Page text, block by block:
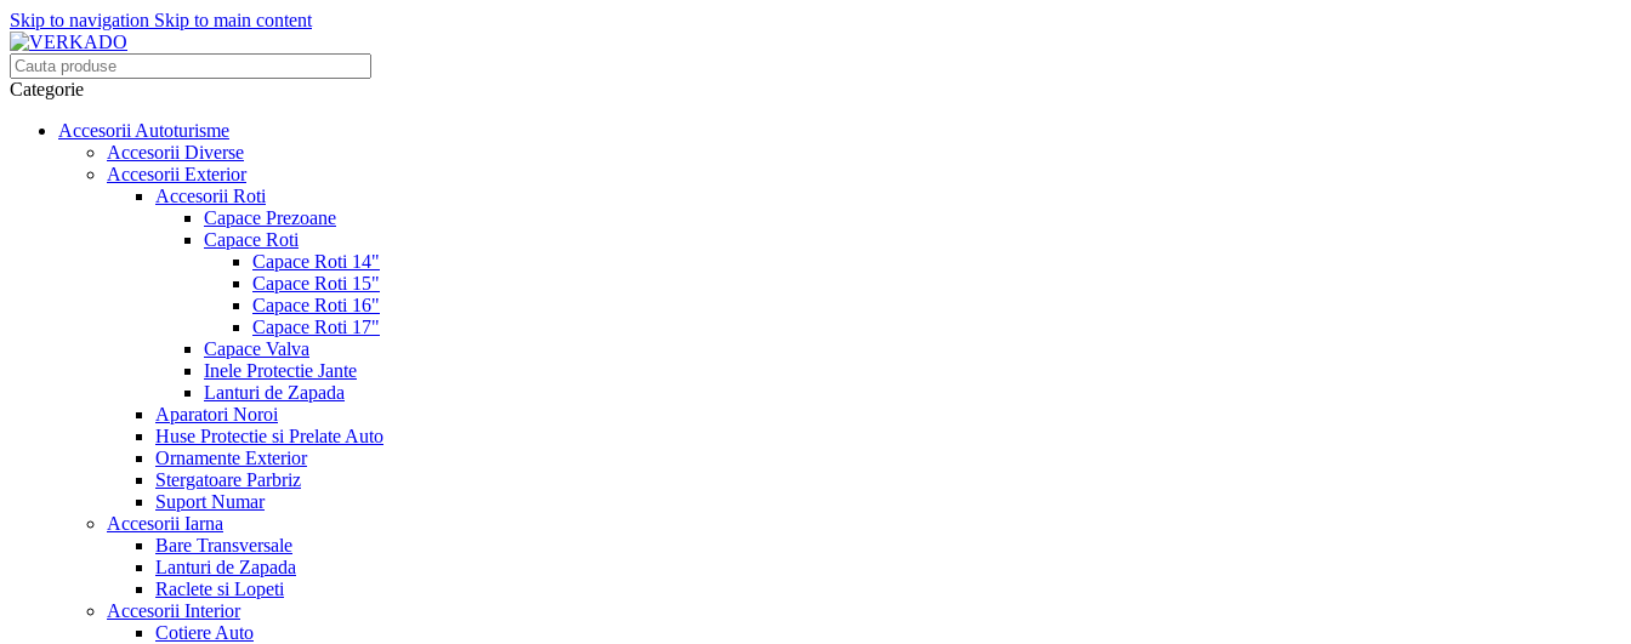
Skip to navigation Skip to main content
Categorie
Accesorii Autoturisme
Accesorii Diverse
Accesorii Exterior
Accesorii Roti
Capace Prezoane
Capace Roti
Capace Roti 14"
Capace Roti 15"
Capace Roti 16"
Capace Roti 17"
Capace Valva
Inele Protectie Jante
Lanturi de Zapada
Aparatori Noroi
Huse Protectie si Prelate Auto
Ornamente Exterior
Stergatoare Parbriz
Suport Numar
Accesorii Iarna
Bare Transversale
Lanturi de Zapada
Raclete si Lopeti
Accesorii Interior
Cotiere Auto